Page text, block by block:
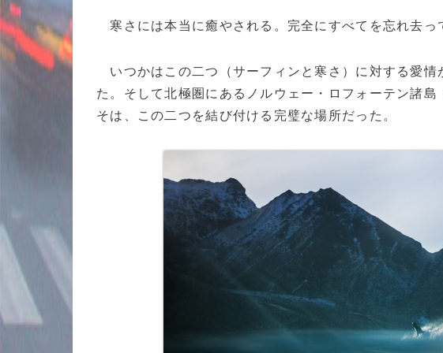
寒さには本当に癒やされる。完全にすべてを忘れ去っ
いつかはこの二つ（サーフィンと寒さ）に対する愛
た。そして北極圏にあるノルウェー・ロフォーテン諸島
そは、この二つを結び付ける完璧な場所だった。